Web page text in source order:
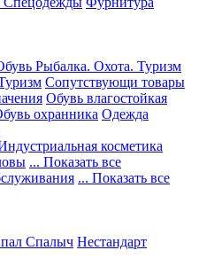
Рыбалка. Охота. Туризм
Сопутствующи товары
Обувь влагостойкая
охранника Одежда
косметика
... Показать все
... Показать все
Спалыч Нестандарт